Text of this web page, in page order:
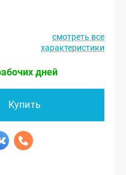
смотреть все
характеристики
дней
Купить